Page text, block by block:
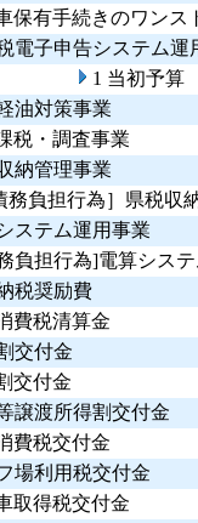
保有手続きのワン
電子申告システム運
1 当初予算
油対策事業
税・調査事業
納管理事業
務負担行為］県税収
ステム運用事業
負担行為]電算シス
税奨励費
費税清算金
交付金
交付金
譲渡所得割交付金
費税交付金
場利用税交付金
取得税交付金